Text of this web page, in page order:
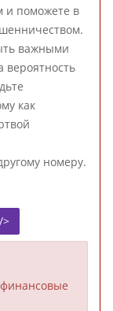
и поможете в
важными
вероятность
как
номеру.
>